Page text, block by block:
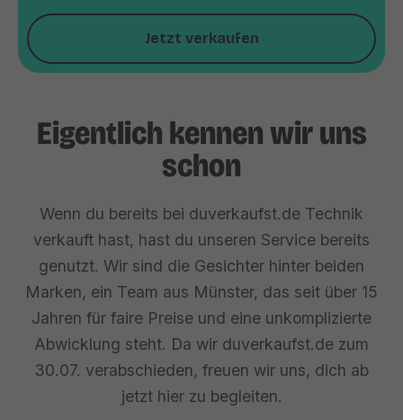
Jetzt verkaufen
Eigentlich kennen wir uns
schon
Wenn du bereits bei duverkaufst.de Technik
verkauft hast, hast du unseren Service bereits
genutzt. Wir sind die Gesichter hinter beiden
Marken, ein Team aus Münster, das seit über 15
Jahren für faire Preise und eine unkomplizierte
Abwicklung steht. Da wir duverkaufst.de zum
30.07. verabschieden, freuen wir uns, dich ab
jetzt hier zu begleiten.